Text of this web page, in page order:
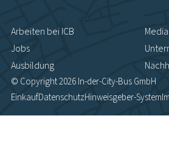
Arbeiten bei ICB
Jobs
Ausbildung
© Copyright 2026 In-der-City-Bus GmbH
EinkaufDatenschutzHinweisgeber-System